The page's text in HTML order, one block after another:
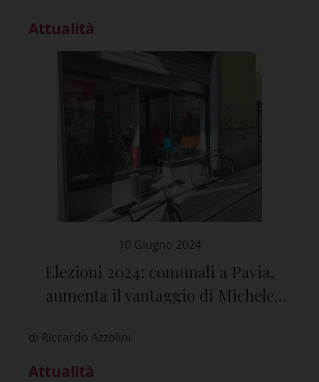
Attualità
10 Giugno 2024
Elezioni 2024: comunali a Pavia,
aumenta il vantaggio di Michele
di Riccardo Azzolini
Attualità